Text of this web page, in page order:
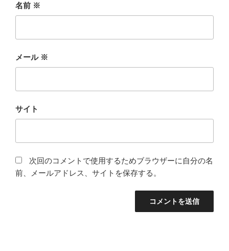
名前 ※
メール ※
サイト
次回のコメントで使用するためブラウザーに自分の名
前、メールアドレス、サイトを保存する。